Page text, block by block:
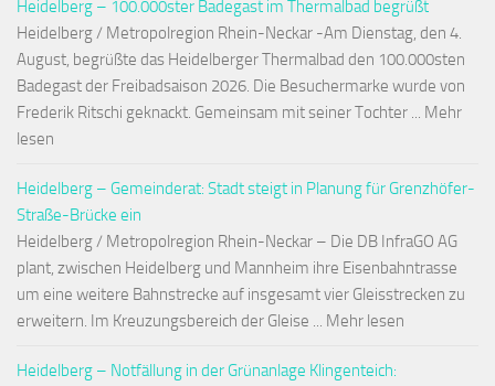
Heidelberg – 100.000ster Badegast im Thermalbad begrüßt
Heidelberg / Metropolregion Rhein-Neckar -Am Dienstag, den 4.
August, begrüßte das Heidelberger Thermalbad den 100.000sten
Badegast der Freibadsaison 2026. Die Besuchermarke wurde von
Frederik Ritschi geknackt. Gemeinsam mit seiner Tochter ... Mehr
lesen
Heidelberg – Gemeinderat: Stadt steigt in Planung für Grenzhöfer-
Straße-Brücke ein
Heidelberg / Metropolregion Rhein-Neckar – Die DB InfraGO AG
plant, zwischen Heidelberg und Mannheim ihre Eisenbahntrasse
um eine weitere Bahnstrecke auf insgesamt vier Gleisstrecken zu
erweitern. Im Kreuzungsbereich der Gleise ... Mehr lesen
Heidelberg – Notfällung in der Grünanlage Klingenteich: